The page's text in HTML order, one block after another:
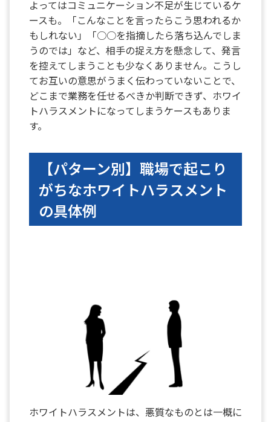
よってはコミュニケーション不足が生じているケ
ースも。「こんなことを言ったらこう思われるか
もしれない」「○○を指摘したら落ち込んでしま
うのでは」など、相手の捉え方を懸念して、発言
を控えてしまうことも少なくありません。こうし
てお互いの意思がうまく伝わっていないことで、
どこまで業務を任せるべきか判断できず、ホワイ
トハラスメントになってしまうケースもありま
す。
【パターン別】職場で起こり
がちなホワイトハラスメント
の具体例
ホワイトハラスメントは、悪質なものとは一概に